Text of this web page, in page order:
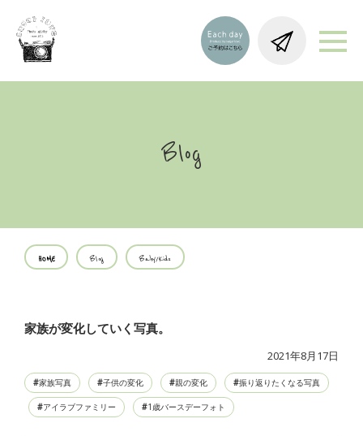
Blog
HOME Blog Baby/Kids
家族が変化していく写真。
2021年8月17日
家族写真 子供の変化 親の変化 振り返りたくなる写真
アイラブファミリー 1歳バースデーフォト